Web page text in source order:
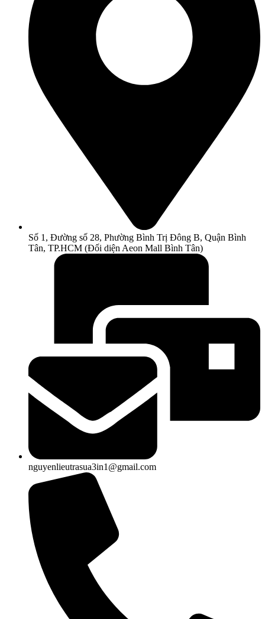
Số 1, Đường số 28, Phường Bình Trị Đông B, Quận Bình
Tân, TP.HCM (Đối diện Aeon Mall Bình Tân)
nguyenlieutrasua3in1@gmail.com